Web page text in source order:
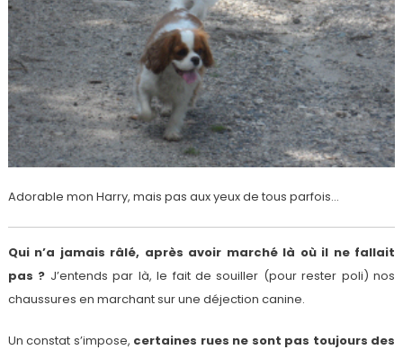
Adorable mon Harry, mais pas aux yeux de tous parfois…
Qui n’a jamais râlé, après avoir marché là où il ne fallait
pas ? J’entends par là, le fait de souiller (pour rester poli) nos
chaussures en marchant sur une déjection canine.
Un constat s’impose, certaines rues ne sont pas toujours des